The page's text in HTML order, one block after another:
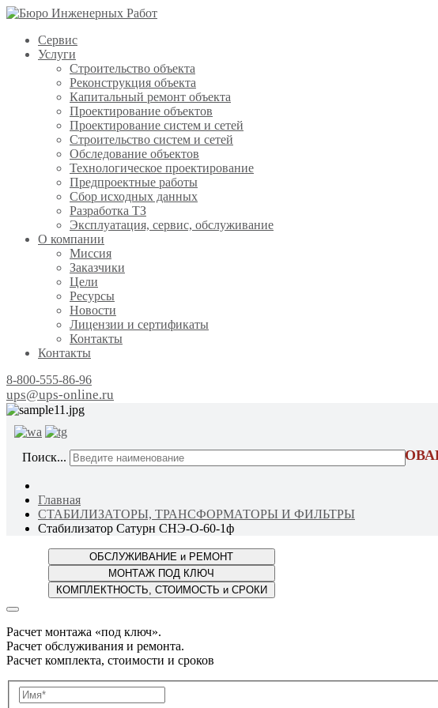
Сервис
Услуги
Строительство объекта
Реконструкция объекта
Капитальный ремонт объекта
Проектирование объектов
Проектирование систем и сетей
Строительство систем и сетей
Обследование объектов
Технологическое проектирование
Предпроектные работы
Сбор исходных данных
Разработка ТЗ
Эксплуатация, сервис, обслуживание
О компании
Миссия
Заказчики
Цели
Ресурсы
Новости
Лицензии и сертификаты
Контакты
Контакты
8-800-555-86-96
ups@ups-online.ru
ОТ
Поиск...
Главная
СТАБИЛИЗАТОРЫ, ТРАНСФОРМАТОРЫ И ФИЛЬТРЫ
Стабилизатор Сатурн СНЭ-О-60-1ф
Расчет монтажа «под ключ».
Расчет обслуживания и ремонта.
Расчет комплекта, стоимости и сроков